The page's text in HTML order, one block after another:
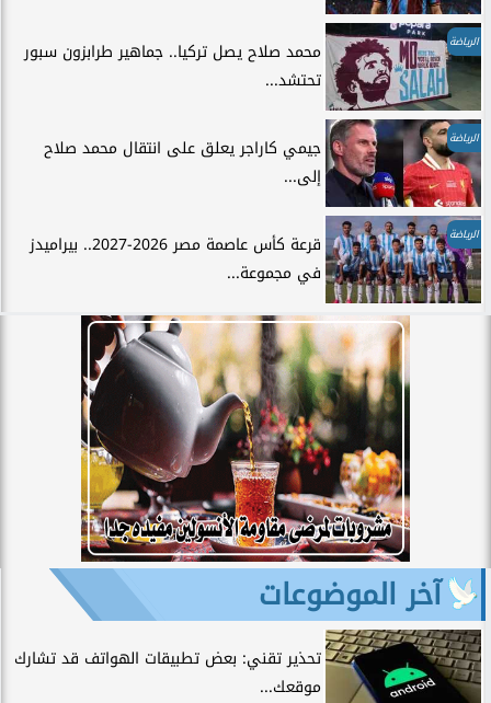
الرياضة
محمد صلاح يصل تركيا.. جماهير طرابزون سبور
تحتشد...
الرياضة
جيمي كاراجر يعلق على انتقال محمد صلاح
إلى...
الرياضة
قرعة كأس عاصمة مصر 2026-2027.. بيراميدز
في مجموعة...
آخر الموضوعات
تحذير تقني: بعض تطبيقات الهواتف قد تشارك
موقعك...